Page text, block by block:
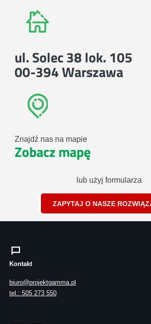
ul. Solec 38 lok. 105
00-394 Warszawa
Znajdź nas na mapie
Zobacz mapę
lub użyj formularza
ZAPYTAJ O NASZE
Kontakt
biuro@projektgamma.pl
tel.: 505 273 550